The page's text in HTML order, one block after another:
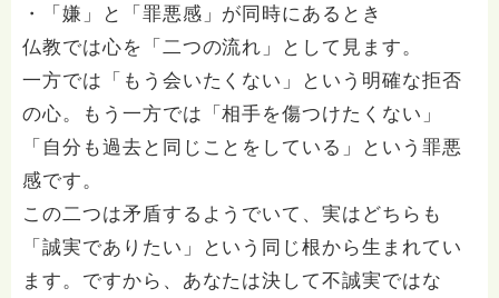
・「嫌」と「罪悪感」が同時にあるとき
仏教では心を「二つの流れ」として見ます。
一方では「もう会いたくない」という明確な拒否
の心。もう一方では「相手を傷つけたくない」
「自分も過去と同じことをしている」という罪悪
感です。
この二つは矛盾するようでいて、実はどちらも
「誠実でありたい」という同じ根から生まれてい
ます。ですから、あなたは決して不誠実ではな